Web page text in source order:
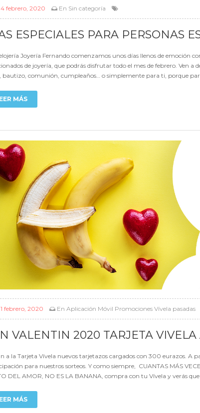
4 febrero, 2020 En Sin categoría
ESPECIALES PARA PERSONAS
Joyería Fernando comenzamos unos días llenos de emoción
de joyería, que podrás disfrutar todo el mes de febrero. Ven
bautizo, comunión, cumpleaños… o simplemente para ti, porque
MÁS
1 febrero, 2020 En Aplicación Móvil Promociones Vívela pasadas
VALENTIN 2020 TARJETA
a la Tarjeta Vívela nuevos tarjetazos cargados con 300 eurazos. A
para nuestros sorteos. Y como siempre, CUANTAS MÁS
DEL AMOR, NO ES LA BANANA, compra con tu Vívela y verás
MÁS